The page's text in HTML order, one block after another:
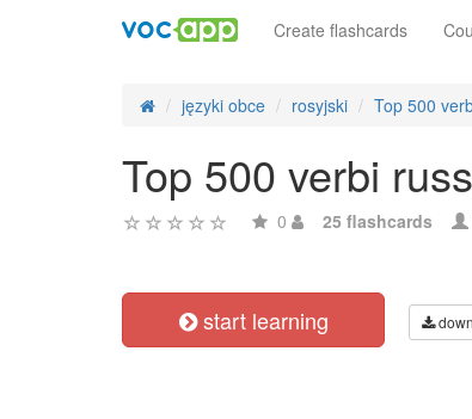
Create flashcards
języki obce rosyjski Top 500
Top 500 verbi
0 25 flashcards
start learning